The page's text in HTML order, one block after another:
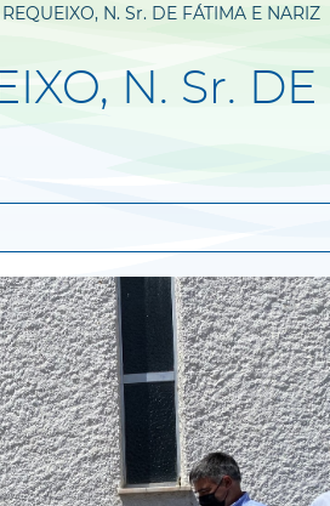
N. Sr. DE FÁTIMA E NARIZ
N. Sr. DE